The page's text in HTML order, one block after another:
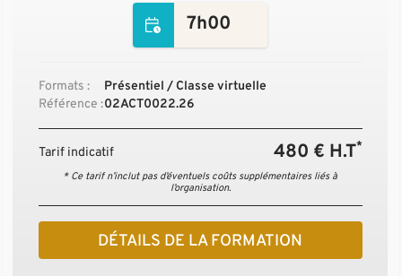
7h00
Formats :
Présentiel / Classe virtuelle
Référence :02ACT0022.26
Tarif indicatif 480 € H.T*
* Ce tarif n’inclut pas d’éventuels coûts supplémentaires liés à
l’organisation.
DÉTAILS DE LA FORMATION